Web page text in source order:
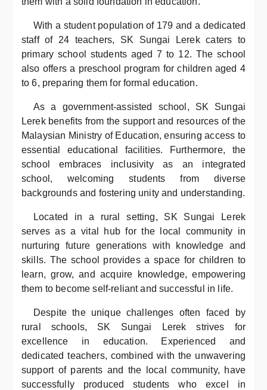
With a student population of 179 and a dedicated
staff of 24 teachers, SK Sungai Lerek caters to
primary school students aged 7 to 12. The school
also offers a preschool program for children aged 4
to 6, preparing them for formal education.
As a government-assisted school, SK Sungai
Lerek benefits from the support and resources of the
Malaysian Ministry of Education, ensuring access to
essential educational facilities. Furthermore, the
school embraces inclusivity as an integrated
school, welcoming students from diverse
backgrounds and fostering unity and understanding.
Located in a rural setting, SK Sungai Lerek
serves as a vital hub for the local community in
nurturing future generations with knowledge and
skills. The school provides a space for children to
learn, grow, and acquire knowledge, empowering
them to become self-reliant and successful in life.
Despite the unique challenges often faced by
rural schools, SK Sungai Lerek strives for
excellence in education. Experienced and
dedicated teachers, combined with the unwavering
support of parents and the local community, have
successfully produced students who excel in